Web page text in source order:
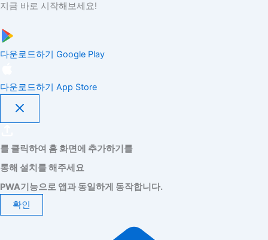
지금 바로 시작해보세요!
다운로드하기 Google Play
다운로드하기 App Store
를 클릭하여 홈 화면에 추가하기를
통해 설치를 해주세요
PWA기능으로 앱과 동일하게 동작합니다.
확인